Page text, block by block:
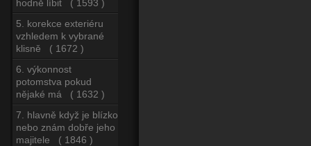
hodně líbit ( 1593 )
5. korekce exteriéru
vzhledem k vybrané
klisně ( 1672 )
6. výkonnost
potomstva pokud
nějaké má ( 1632 )
7. hlavně když je blízko
nebo znám dobře jeho
majitele ( 1846 )